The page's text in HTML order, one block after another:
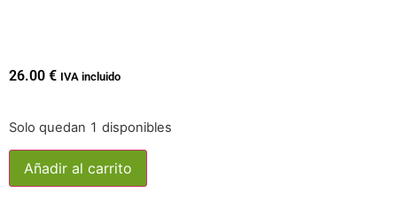
26.00 € IVA incluido
Solo quedan 1 disponibles
Añadir al carrito